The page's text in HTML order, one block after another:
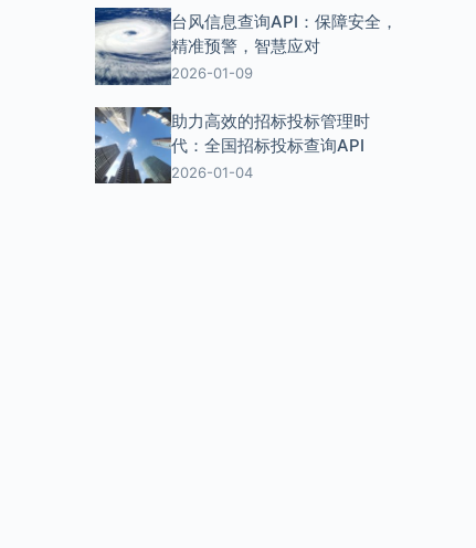
台风信息查询API：保障安全，
精准预警，智慧应对
2026-01-09
助力高效的招标投标管理时
代：全国招标投标查询API
2026-01-04